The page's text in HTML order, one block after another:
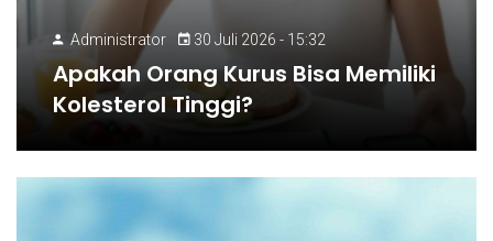
Administrator 30 Juli 2026 - 15:32
Apakah Orang Kurus Bisa Memiliki
Kolesterol Tinggi?